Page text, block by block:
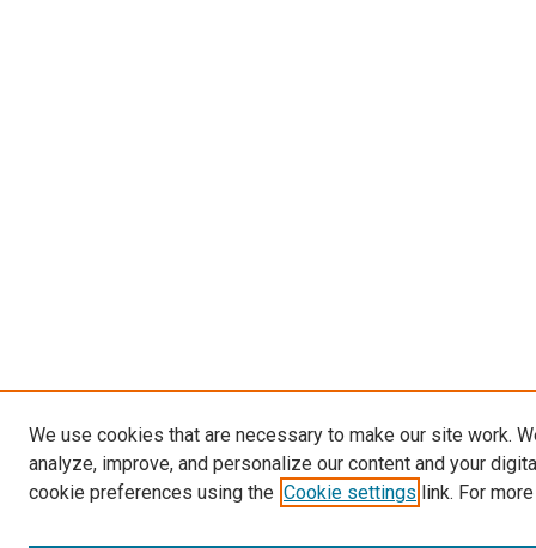
We use cookies that are necessary to make our site work.
analyze, improve, and personalize our content and your
cookie preferences using the Cookie settings link. For